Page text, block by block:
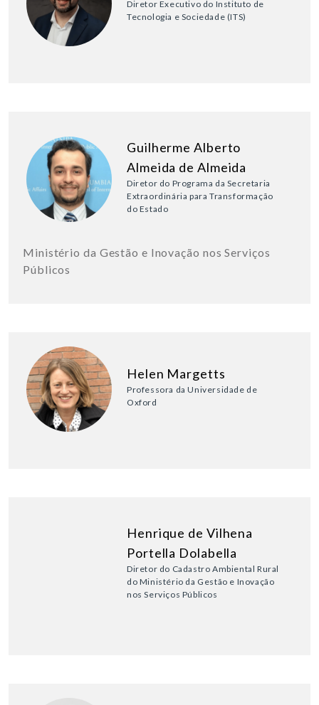
Diretor Executivo do Instituto de
Tecnologia e Sociedade (ITS)
Guilherme Alberto
Almeida de Almeida
Diretor do Programa da Secretaria
Extraordinária para Transformação
do Estado
Ministério da Gestão e Inovação nos Serviços
Públicos
Helen Margetts
Professora da Universidade de
Oxford
Henrique de Vilhena
Portella Dolabella
Diretor do Cadastro Ambiental Rural
do Ministério da Gestão e Inovação
nos Serviços Públicos